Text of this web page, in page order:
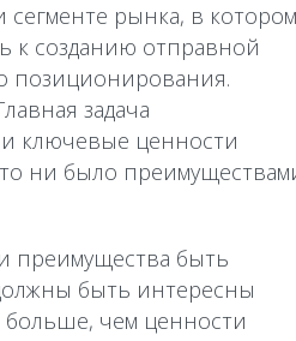
рынка, в котором
к созданию отправной
позиционирования.
задача
ключевые ценности
ни было
преимущества быть
быть интересны
чем ценности